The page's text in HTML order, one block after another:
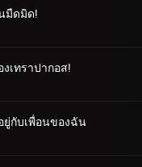
มืดมิด!
เทราปากอส!
ยู่กับเพื่อนของฉัน